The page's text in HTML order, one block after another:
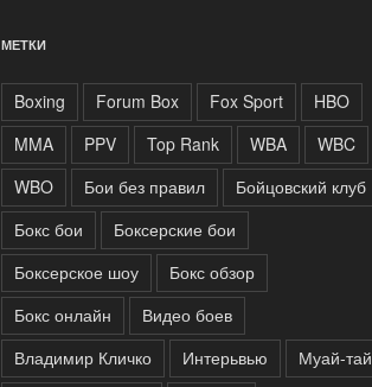
МЕТКИ
Boxing Forum Box Fox Sport
HBO
MMA
PPV Top Rank WBA
WBC
WBO
Бои без правил
Бойцовский клуб
Бокс бои
Боксерские бои
Боксерское шоу
Бокс обзор
Бокс онлайн
Видео боев
Владимир Кличко
Интерьвью
Муай-тай